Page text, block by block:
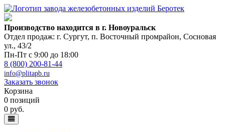
Производство находится в г. Новоуральск
Отдел продаж: г. Сургут, п. Восточный промрайон, Сосновая
ул., 43/2
Пн-Пт с 9:00 до 18:00
8 (800) 200-81-44
info@plitapb.ru
Заказать звонок
Корзина
0 позиций
0 руб.